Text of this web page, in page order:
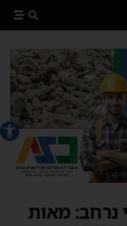
פתח
נרחב: מאות